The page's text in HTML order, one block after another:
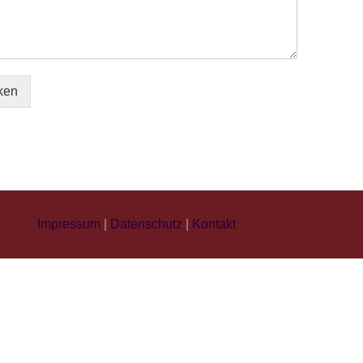
Impressum Datenschutz Kontakt